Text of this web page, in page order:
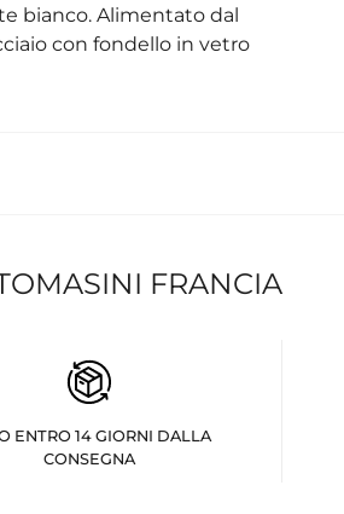
bianco. Alimentato dal
con fondello in vetro
FRANCIA
ENTRO 14 GIORNI DALLA
CONSEGNA